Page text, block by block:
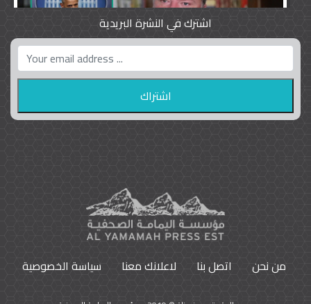
واشنطن بوست واللوبي المزدوج
9792
اشترك في النشرة البريدية
من نحن اتصل بنا لاعلانك معنا سياسة الخصوصية